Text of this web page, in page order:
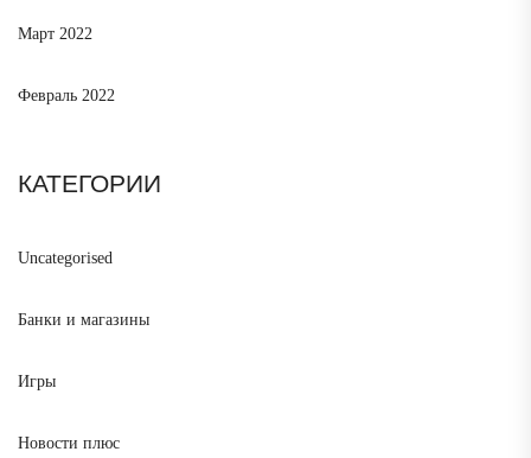
Март 2022
Февраль 2022
КАТЕГОРИИ
Uncategorised
Банки и магазины
Игры
Новости плюс